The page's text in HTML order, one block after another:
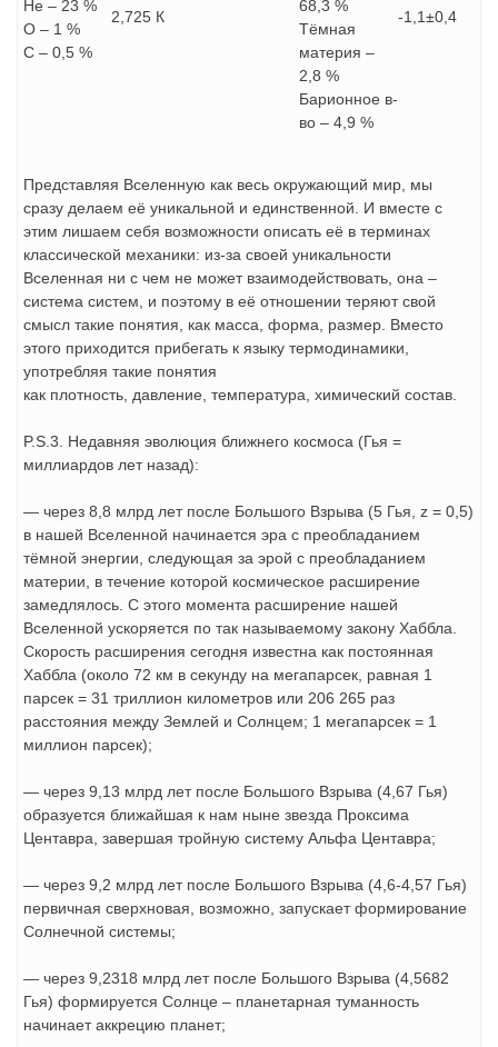
He – 23 %
O – 1 %
C – 0,5 %
2,725 К
68,3 %
Тёмная
материя –
2,8 %
Барионное в-
во – 4,9 %
-1,1±0,4
Представляя Вселенную как весь окружающий мир, мы
сразу делаем её уникальной и единственной. И вместе с
этим лишаем себя возможности описать её в терминах
классической механики: из-за своей уникальности
Вселенная ни с чем не может взаимодействовать, она –
система систем, и поэтому в её отношении теряют свой
смысл такие понятия, как масса, форма, размер. Вместо
этого приходится прибегать к языку термодинамики,
употребляя такие понятия
как плотность, давление, температура, химический состав.
P.S.3. Недавняя эволюция ближнего космоса (Гья =
миллиардов лет назад):
— через 8,8 млрд лет после Большого Взрыва (5 Гья, z = 0,5)
в нашей Вселенной начинается эра с преобладанием
тёмной энергии, следующая за эрой с преобладанием
материи, в течение которой космическое расширение
замедлялось. С этого момента расширение нашей
Вселенной ускоряется по так называемому закону Хаббла.
Скорость расширения сегодня известна как постоянная
Хаббла (около 72 км в секунду на мегапарсек, равная 1
парсек = 31 триллион километров или 206 265 раз
расстояния между Землей и Солнцем; 1 мегапарсек = 1
миллион парсек);
— через 9,13 млрд лет после Большого Взрыва (4,67 Гья)
образуется ближайшая к нам ныне звезда Проксима
Центавра, завершая тройную систему Альфа Центавра;
— через 9,2 млрд лет после Большого Взрыва (4,6-4,57 Гья)
первичная сверхновая, возможно, запускает формирование
Солнечной системы;
— через 9,2318 млрд лет после Большого Взрыва (4,5682
Гья) формируется Солнце – планетарная туманность
начинает аккрецию планет;